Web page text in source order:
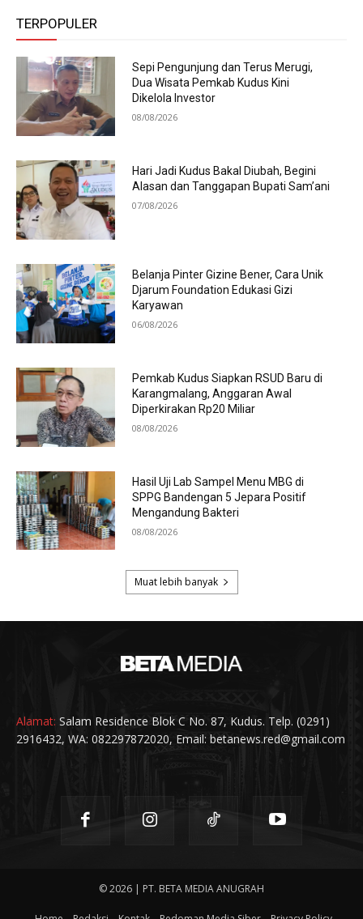
Alamat: Salam Residence Blok C No. 87, Kudus. Telp. (0291)
2916432, WA: 082297872020, Email: betanews.red@gmail.com
© 2026 | PT. BETA MEDIA ANUGRAH